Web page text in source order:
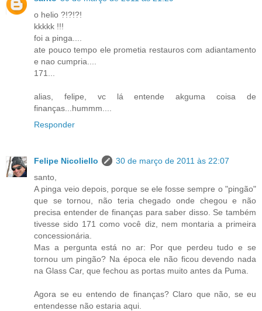
o helio ?!?!?!
kkkkk !!!
foi a pinga....
ate pouco tempo ele prometia restauros com adiantamento
e nao cumpria....
171...
alias, felipe, vc lá entende akguma coisa de
finanças...hummm....
Responder
Felipe Nicoliello
30 de março de 2011 às 22:07
santo,
A pinga veio depois, porque se ele fosse sempre o "pingão"
que se tornou, não teria chegado onde chegou e não
precisa entender de finanças para saber disso. Se também
tivesse sido 171 como você diz, nem montaria a primeira
concessionária.
Mas a pergunta está no ar: Por que perdeu tudo e se
tornou um pingão? Na época ele não ficou devendo nada
na Glass Car, que fechou as portas muito antes da Puma.
Agora se eu entendo de finanças? Claro que não, se eu
entendesse não estaria aqui.